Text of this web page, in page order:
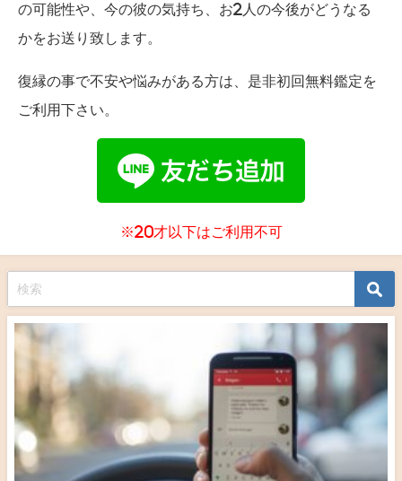
の可能性や、今の彼の気持ち、お2人の今後がどうなる
かをお送り致します。
復縁の事で不安や悩みがある方は、是非初回無料鑑定を
ご利用下さい。
※20才以下はご利用不可